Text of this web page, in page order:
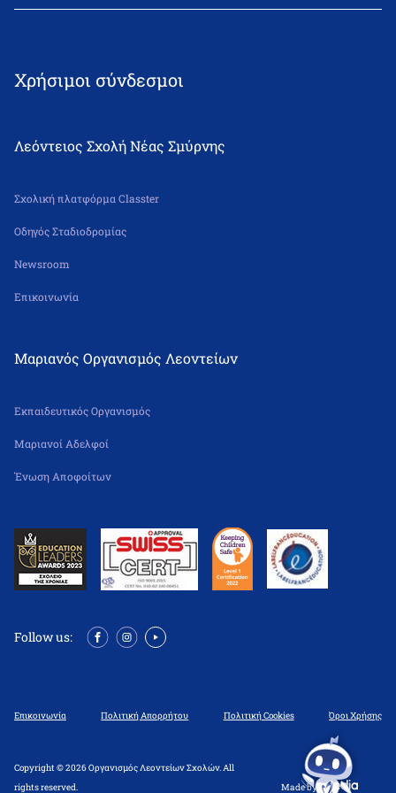
Χρήσιμοι σύνδεσμοι
Λεόντειος Σχολή Νέας Σμύρνης
Σχολική πλατφόρμα Classter
Οδηγός Σταδιοδρομίας
Newsroom
Επικοινωνία
Μαριανός Οργανισμός Λεοντείων
Εκπαιδευτικός Οργανισμός
Μαριανοί Αδελφοί
Ένωση Αποφοίτων
Follow us:
Copyright © 2026 Οργανισμός Λεοντείων Σχολών. All
rights reserved.
Made by
Επικοινωνία Πολιτική Απορρήτου Πολιτική Cookies Όροι Χρήσης